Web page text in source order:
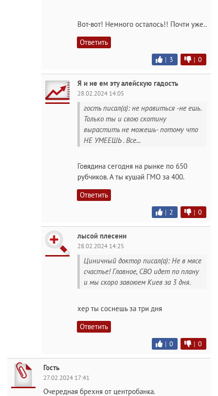
Вот-вот! Немного осталось!! Почти уже..
Ответить
| 3 | 0
Я и не ем эту алейскую гадость
28.02.2024 14:05
гость писал(а): не нравиться -не ешь.
Только ты и свою скотину
вырастить не можешь- потому что
НЕ УМЕЕШЬ . Все...
Говядина сегодня на рынке по 650
рубчиков. А ты кушай ГМО за 400.
Ответить
| 2 | 0
лысой плесени
28.02.2024 14:25
Циничный доктор писал(а): Не в мясе
счастье! Главное, СВО идет по плану
и мы скоро завоюем Киев за 3 дня.
хeр ты соснешь за три дня
Ответить
| 0 | 0
Гость
27.02.2024 17:41
Очередная брехня от центробанка.